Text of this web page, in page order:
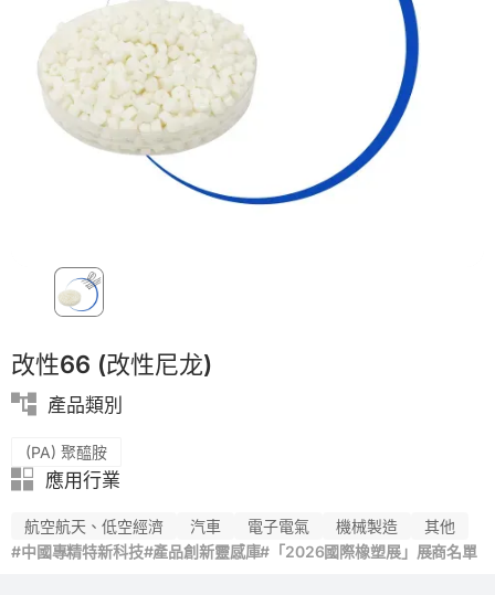
功能材料
PET
PP
功能薄膜
模具
PVC
改性66 (改性尼龙)
產品類別
(PA) 聚醯胺
應用行業
航空航天、低空經濟 汽車 電子電氣 機械製造
其他
#中國專精特新科技#產品創新靈感庫#「2026國際橡塑展」展商名單